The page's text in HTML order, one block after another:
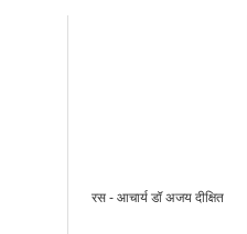
रस - आचार्य डॉ अजय दीक्षित